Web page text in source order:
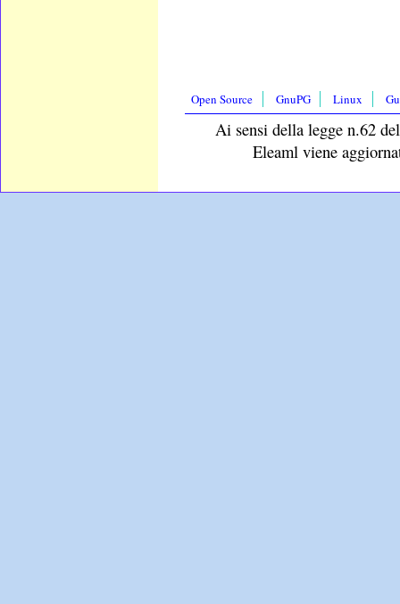
Open Source GnuPG Linux
Ai sensi della legge n.62
Eleaml viene